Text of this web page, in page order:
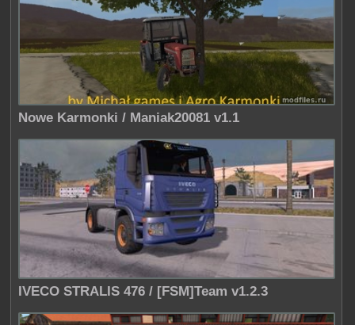
Nowe Karmonki / Maniak20081 v1.1
IVECO STRALIS 476 / [FSM]Team v1.2.3